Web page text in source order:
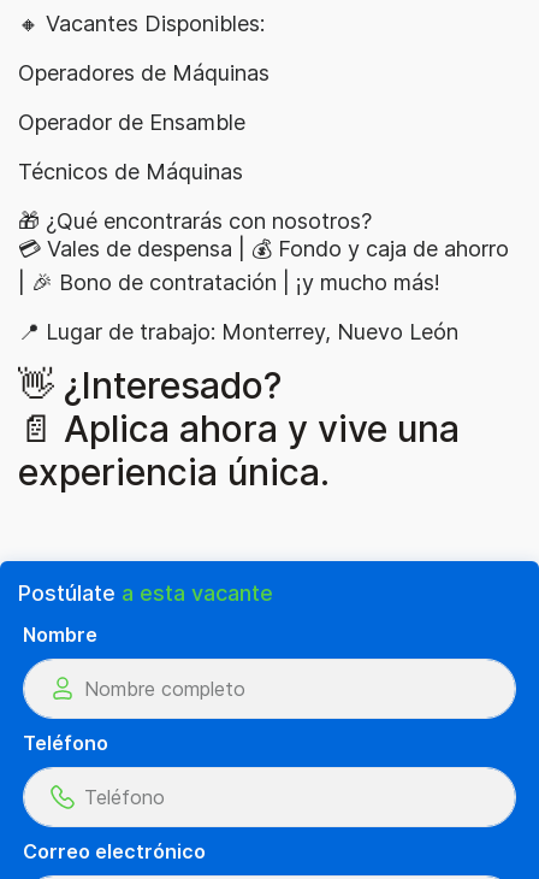
🔸 Vacantes Disponibles:
Operadores de Máquinas
Operador de Ensamble
Técnicos de Máquinas
🎁 ¿Qué encontrarás con nosotros?
💳 Vales de despensa | 💰 Fondo y caja de ahorro
| 🎉 Bono de contratación | ¡y mucho más!
📍 Lugar de trabajo: Monterrey, Nuevo León
👋 ¿Interesado?
📄 Aplica ahora y vive una
experiencia única.
Postúlate a esta vacante
Nombre
Teléfono
Correo electrónico